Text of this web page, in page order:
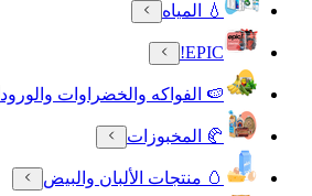
💧 المياه
EPIC!
🍉 الفواكه والخضراوات والورود
🥐 المخبوزات
🥚 منتجات الألبان والبيض